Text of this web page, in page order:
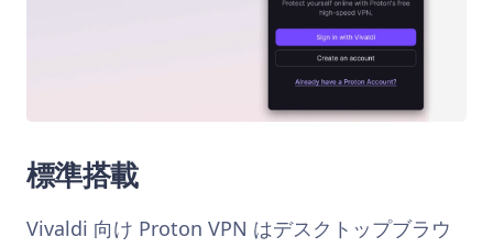
標準搭載
Vivaldi 向け Proton VPN はデスクトップブラウ